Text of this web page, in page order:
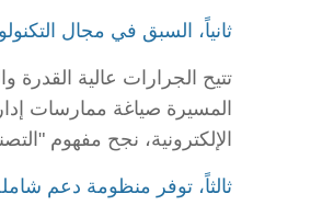
ثانياً، السبق في مجال
المسيرة صياغة ممارسات
الإلكترونية، نجح مفهوم
ثالثاً، توفر منظومة دعم